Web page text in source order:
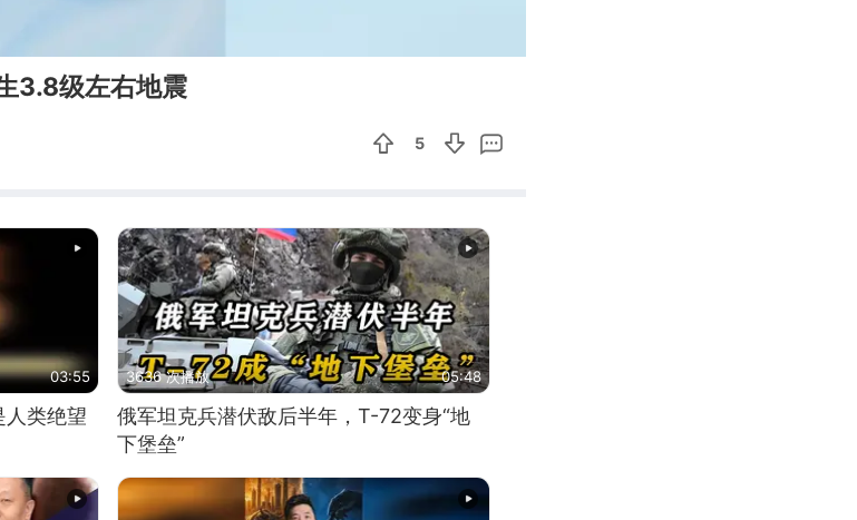
3.8级左右地震
5
03:55
人类绝望
3636 次播放 05:48
俄军坦克兵潜伏敌后半年，T-72变身“地
下堡垒”